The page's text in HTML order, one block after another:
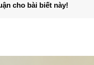
cho bài biết này!